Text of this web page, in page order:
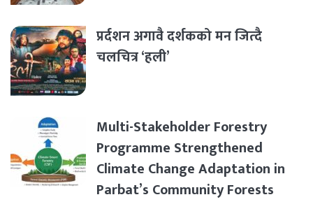
प्रर्दशन अगावै दर्शकको मन जित्दै
चलचित्र ‘हली’
Multi-Stakeholder Forestry
Programme Strengthened
Climate Change Adaptation in
Parbat’s Community Forests